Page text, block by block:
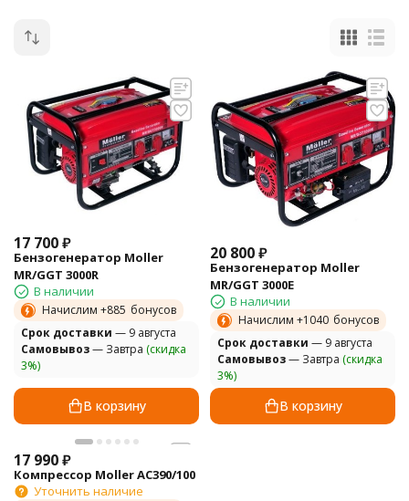
17 700₽
Бензогенератор Moller
MR/GGT 3000R
В наличии
Начислим +885 бонусов
Cрок доставки — 9 августа
Самовывоз— Завтра (скидка
3%)
В корзину
20 800₽
Бензогенератор Moller
MR/GGT 3000E
В наличии
Начислим +1040 бонусов
Cрок доставки — 9 августа
Самовывоз— Завтра (скидка
3%)
В корзину
17 990₽
Компрессор Moller AC390/100
Уточнить наличие